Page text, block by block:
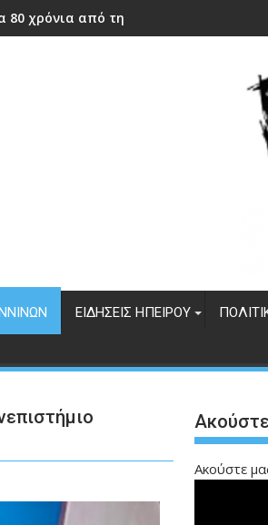
χρόνια από την ίδρυση του ΔΣΕ
ΕΙΔΉΣΕΙΣ ΗΠΕΊΡΟΥ
Ακούστε